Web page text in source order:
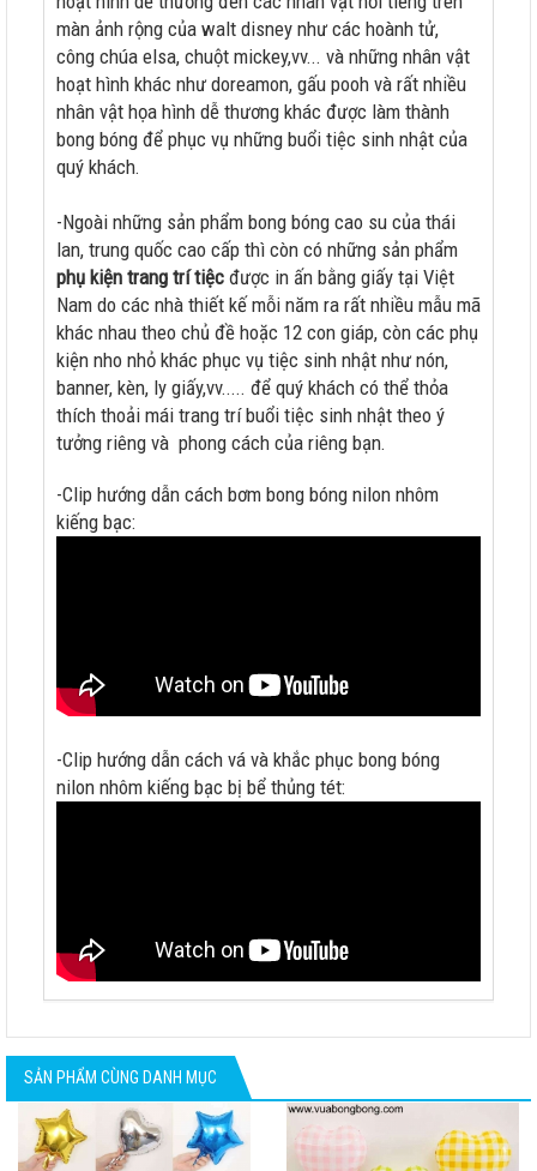
màn ảnh rộng của walt disney như các hoành tử,
công chúa elsa, chuột mickey,vv... và những nhân vật
hoạt hình khác như doreamon, gấu pooh và rất nhiều
nhân vật họa hình dễ thương khác được làm thành
bong bóng để phục vụ những buổi tiệc sinh nhật của
quý khách.
-Ngoài những sản phẩm bong bóng cao su của thái
lan, trung quốc cao cấp thì còn có những sản phẩm
phụ kiện trang trí tiệc được in ấn bằng giấy tại Việt
Nam do các nhà thiết kế mỗi năm ra rất nhiều mẫu mã
khác nhau theo chủ đề hoặc 12 con giáp, còn các phụ
kiện nho nhỏ khác phục vụ tiệc sinh nhật như nón,
banner, kèn, ly giấy,vv..... để quý khách có thể thỏa
thích thoải mái trang trí buổi tiệc sinh nhật theo ý
tưởng riêng và phong cách của riêng bạn.
-Clip hướng dẫn cách bơm bong bóng nilon nhôm
kiếng bạc:
-Clip hướng dẫn cách vá và khắc phục bong bóng
nilon nhôm kiếng bạc bị bể thủng tét:
SẢN PHẨM CÙNG DANH MỤC